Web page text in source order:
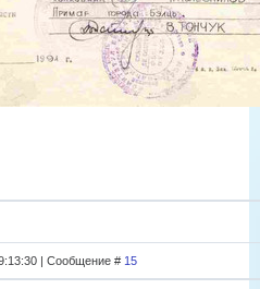
| Сообщение # 15